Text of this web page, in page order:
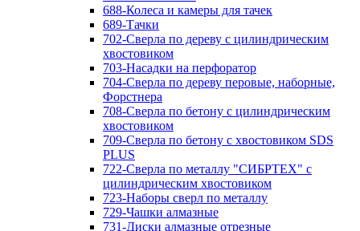
688-Колеса и камеры для тачек
689-Тачки
702-Сверла по дереву с цилиндрическим
хвостовиком
703-Насадки на перфоратор
704-Сверла по дереву перовые, наборные,
Форстнера
708-Сверла по бетону с цилиндрическим
хвостовиком
709-Сверла по бетону с хвостовиком SDS
PLUS
722-Сверла по металлу "СИБРТЕХ" с
цилиндрическим хвостовиком
723-Наборы сверл по металлу
729-Чашки алмазные
731-Диски алмазные отрезные